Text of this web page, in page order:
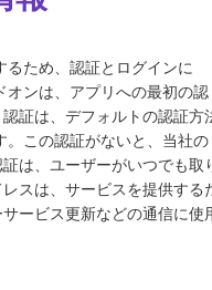
ため、認証とログインに
ンは、アプリへの最初の認
証は、デフォルトの認証方
この認証がないと、当社の
は、ユーザーがいつでも取
スは、サービスを提供する
ービス更新などの通信に使